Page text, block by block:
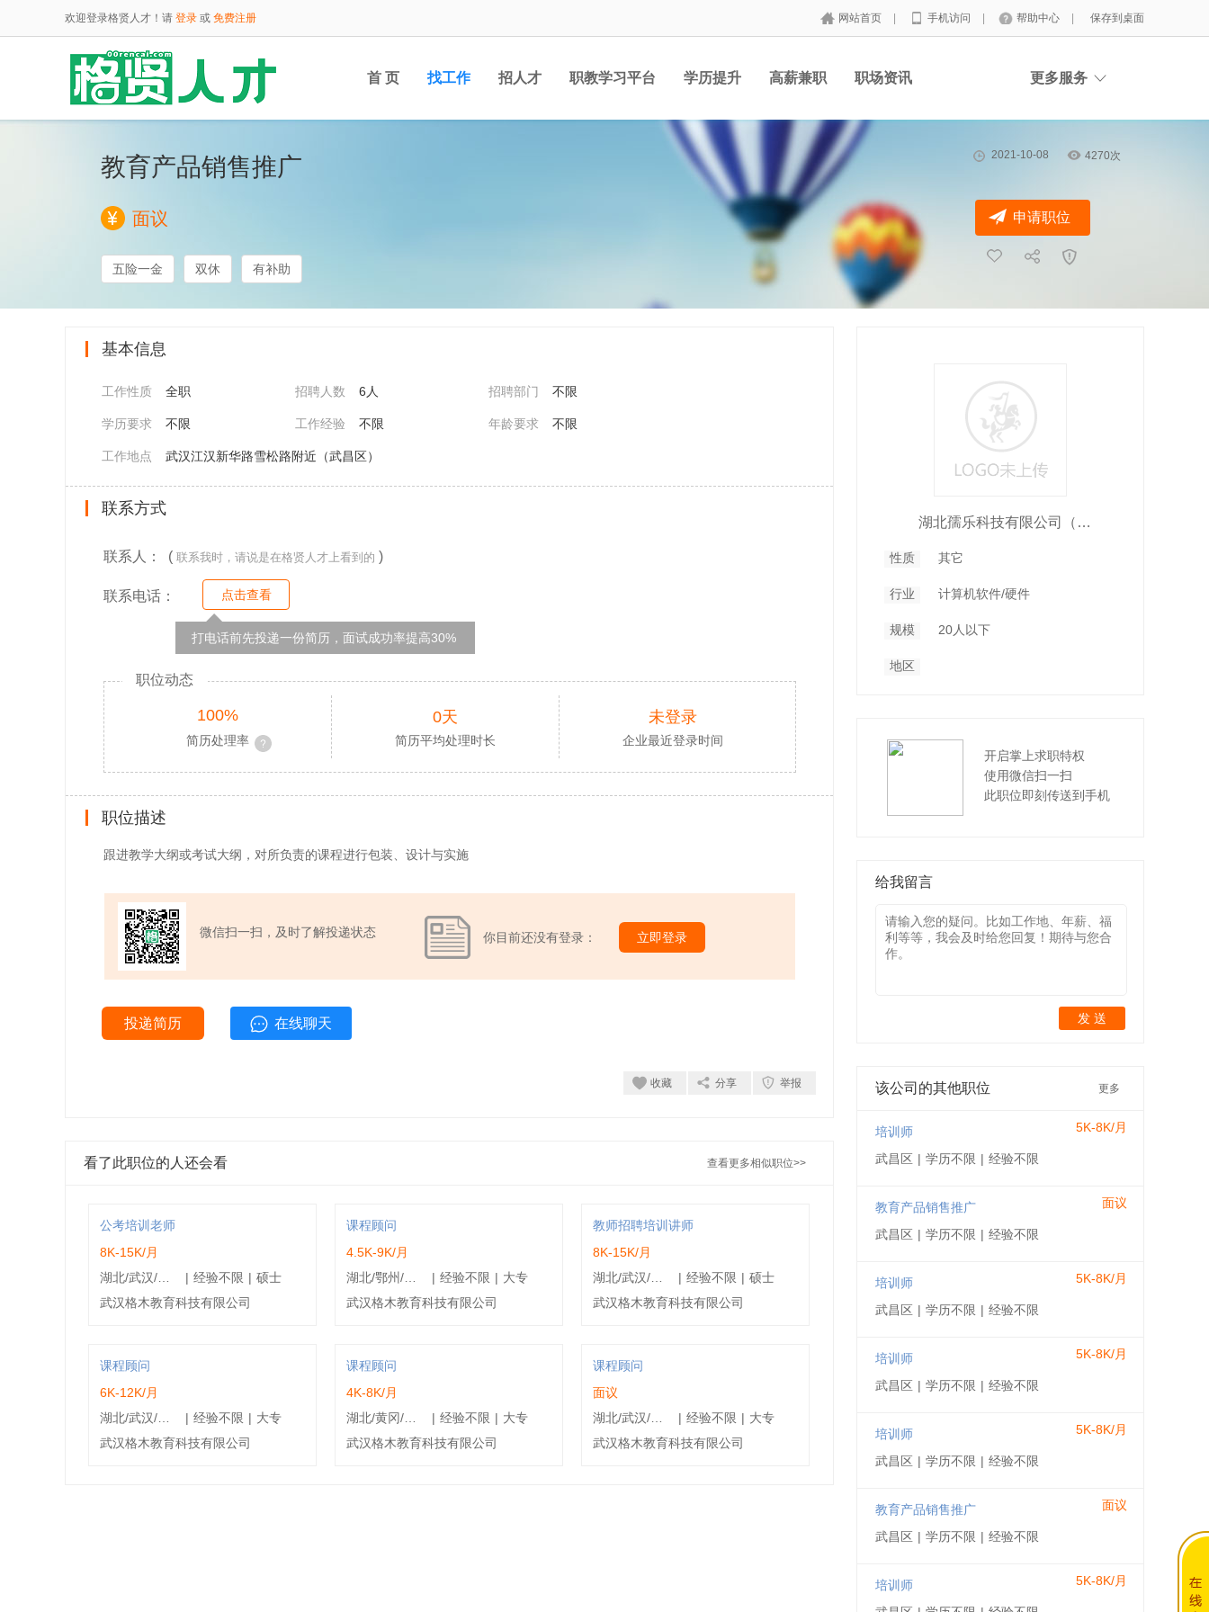
欢迎登录格贤人才！请 登录 或 免费注册 网站首页 手机访问 帮助中心 保存到桌面
首 页 找工作 招人才 职教学习平台 学历提升 高薪兼职 职场资讯 更多服务
2021-10-08 4270次
教育产品销售推广
面议
五险一金 双休 有补助
申请职位
基本信息
工作性质 全职 招聘人数 6人 招聘部门 不限
学历要求 不限 工作经验 不限 年龄要求 不限
工作地点 武汉江汉新华路雪松路附近（武昌区）
联系方式
联系人： ( 联系我时，请说是在格贤人才上看到的 )
联系电话： 点击查看
打电话前先投递一份简历，面试成功率提高30%
职位动态
100%
简历处理率
0天
简历平均处理时长
未登录
企业最近登录时间
职位描述
跟进教学大纲或考试大纲，对所负责的课程进行包装、设计与实施
微信扫一扫，及时了解投递状态 你目前还没有登录： 立即登录
投递简历 在线聊天
收藏 分享 举报
看了此职位的人还会看 查看更多相似职位>>
公考培训老师
8K-15K/月
| 经验不限 | 硕士
武汉格木教育科技有限公司
课程顾问
4.5K-9K/月
| 经验不限 | 大专
武汉格木教育科技有限公司
教师招聘培训讲师
8K-15K/月
| 经验不限 | 硕士
武汉格木教育科技有限公司
课程顾问
6K-12K/月
| 经验不限 | 大专
武汉格木教育科技有限公司
课程顾问
4K-8K/月
| 经验不限 | 大专
武汉格木教育科技有限公司
课程顾问
面议
| 经验不限 | 大专
武汉格木教育科技有限公司
湖北孺乐科技有限公司（孺乐科技）
性质 其它
行业 计算机软件/硬件
规模 20人以下
地区
开启掌上求职特权
使用微信扫一扫
此职位即刻传送到手机
给我留言
发 送
该公司的其他职位 更多
培训师 5K-8K/月
武昌区 | 学历不限 | 经验不限
教育产品销售推广 面议
武昌区 | 学历不限 | 经验不限
培训师 5K-8K/月
武昌区 | 学历不限 | 经验不限
培训师 5K-8K/月
武昌区 | 学历不限 | 经验不限
培训师 5K-8K/月
武昌区 | 学历不限 | 经验不限
教育产品销售推广 面议
武昌区 | 学历不限 | 经验不限
培训师 5K-8K/月